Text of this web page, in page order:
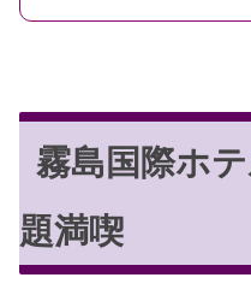
霧島国際ホ
題満喫